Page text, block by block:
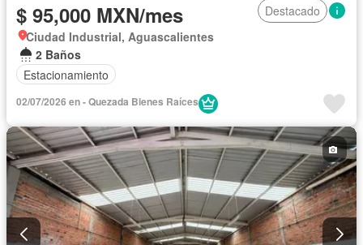
$ 95,000 MXN/mes
Destacado
Ciudad Industrial, Aguascalientes
2 Baños
Estacionamiento
02/07/2026 en - Quezada Bienes Raíces